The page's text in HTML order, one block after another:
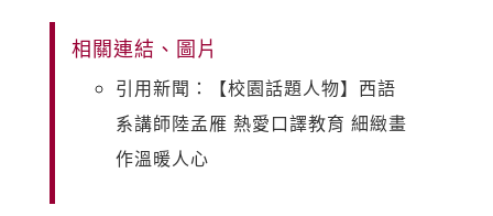
相關連結、圖片
引用新聞：【校園話題人物】西語
系講師陸孟雁 熱愛口譯教育 細緻畫
作溫暖人心